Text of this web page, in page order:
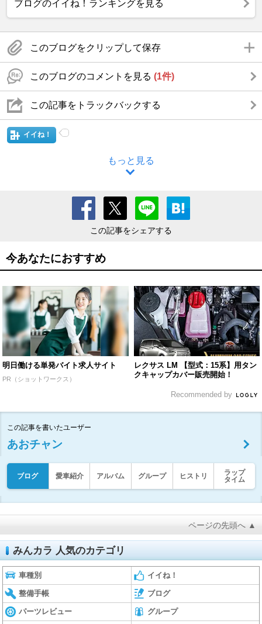
ブログのイイね！ランキングを見る
このブログをクリップして保存
このブログのコメントを見る (1件)
この記事をトラックバックする
イイね！
もっと見る
この記事をシェアする
今あなたにおすすめ
明日働ける単発バイト求人サイト
PR（ショットワークス）
レクサス LM 【型式：15系】用タン
クキャップカバー販売開始！
Recommended by
この記事を書いたユーザー
あおチャン
ブログ 愛車紹介 アルバム グループ ヒストリ
ラップ
タイム
ページの先頭へ ▲
みんカラ 人気のカテゴリ
車種別 イイね！
整備手帳 ブログ
パーツレビュー グループ